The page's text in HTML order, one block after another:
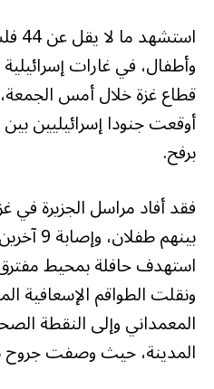
وأطفال، في غارات
قطاع غزة خلال أمس الجمعة،
أوقعت جنودا إسرائيليين
برفح.
بينهم
استهدف حافلة بمحيط
ونقلت الطواقم الإسعافية
المعمداني وإلى النقطة
المدينة، حيث وصفت جروح